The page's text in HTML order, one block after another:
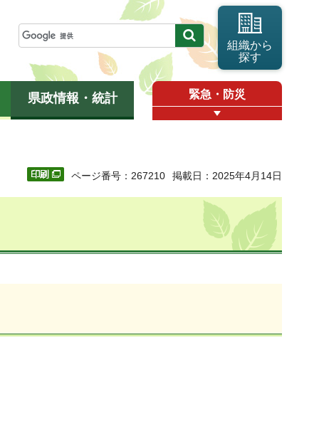
組織から
探す
県政情報・統計 緊急・防災
ページ番号：267210 掲載日：2025年4月14日